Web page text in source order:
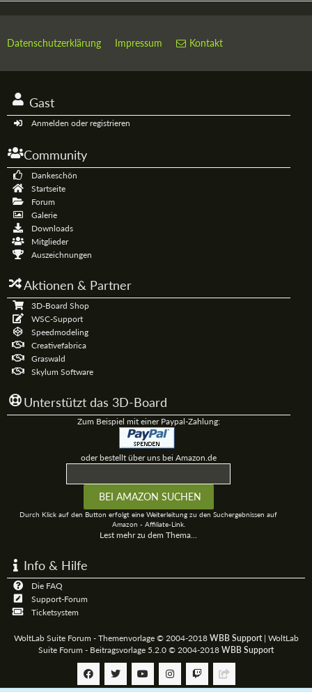
Datenschutzerklärung Impressum Kontakt
Gast
Anmelden oder registrieren
Community
Dankeschön
Startseite
Forum
Galerie
Downloads
Mitglieder
Auszeichnungen
Aktionen & Partner
3D-Board Shop
WSC-Support
Speedmodeling
Creativefabrica
Graswald
Skylum Software
Unterstützt das 3D-Board
Zum Beispiel mit einer Paypal-Zahlung:
oder bestellt über uns bei Amazon.de
Durch Klick auf den Button erfolgt eine Weiterleitung zu den Suchergebnissen auf
Amazon - Affiliate-Link.
Lest mehr zu dem Thema...
Info & Hilfe
Die FAQ
Support-Forum
Ticketsystem
WoltLab Suite Forum - Themenvorlage © 2004-2018 WBB Support| WoltLab
Suite Forum - Beitragsvorlage 5.2.0 © 2004-2018 WBB Support